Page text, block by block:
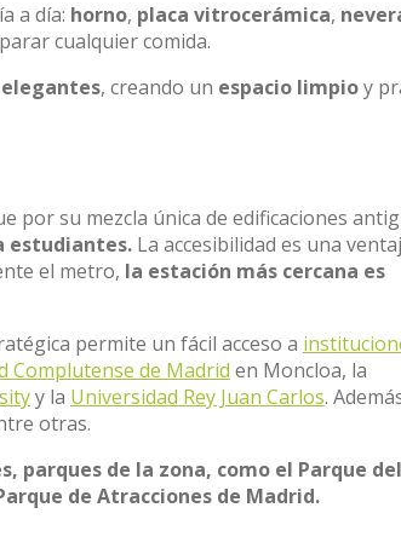
a día: horno, placa vitrocerámica,
cualquier comida.
, creando un espacio limpioy
por su mezcla única de edificaciones
estudiantes. La accesibilidad es una
el metro, la estación más cercana es
permite un fácil acceso a
Complutense de Madrid en Moncloa, la
y la Universidad Rey Juan Carlos.
otras.
parques de la zona, como el Parque del
de Atracciones de Madrid.